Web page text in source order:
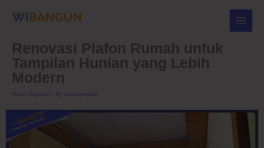
Renovasi Plafon Rumah untuk
Tampilan Hunian yang Lebih
Modern
Plafon Gypsum - By wibangunweb